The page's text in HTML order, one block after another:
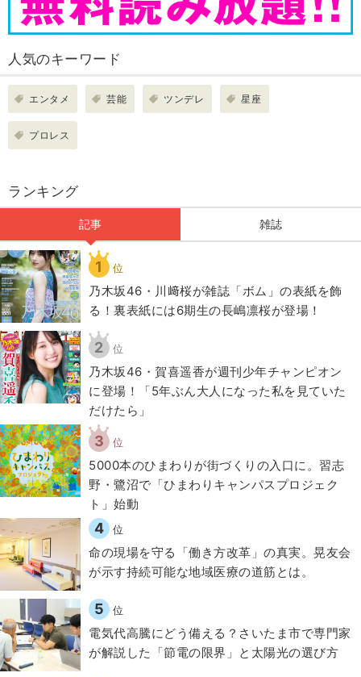
人気のキーワード
エンタメ 芸能 ツンデレ 星座
プロレス
ランキング
記事 雑誌
1 位
乃木坂46・川﨑桜が雑誌「ボム」の表紙を飾
る！裏表紙には6期生の長嶋凛桜が登場！
2 位
乃木坂46・賀喜遥香が週刊少年チャンピオン
に登場！「5年ぶん大人になった私を見ていた
だけたら」
3 位
5000本のひまわりが街づくりの入口に。習志
野・鷺沼で「ひまわりキャンパスプロジェク
ト」始動
4 位
​命の現場を守る「働き方改革」の真実。晃友会
が示す持続可能な地域医療の道筋とは。
5 位
電気代高騰にどう備える？さいたま市で専門家
が解説した「節電の限界」と太陽光の選び方